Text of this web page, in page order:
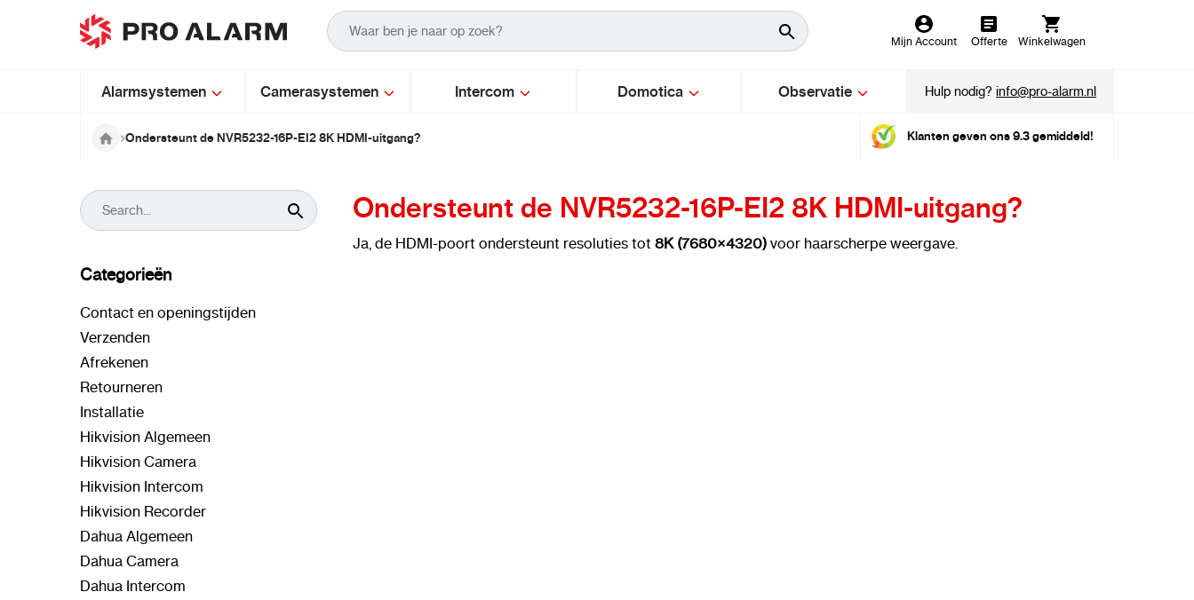
Ga naar de inhoud
Mijn Account Offerte Winkelwagen
Alarmsystemen Camerasystemen Intercom Domotica Observatie Hulp nodig?info@pro-alarm.nl
Ondersteunt de NVR5232-16P-EI2 8K HDMI-uitgang? Klanten geven ons 9.3 gemiddeld!
Ondersteunt de NVR5232-16P-EI2 8K HDMI-uitgang?
Ja, de HDMI-poort ondersteunt resoluties tot 8K (7680×4320) voor haarscherpe weergave.
Categorieën
Contact en openingstijden
Verzenden
Afrekenen
Retourneren
Installatie
Hikvision Algemeen
Hikvision Camera
Hikvision Intercom
Hikvision Recorder
Dahua Algemeen
Dahua Camera
Dahua Intercom